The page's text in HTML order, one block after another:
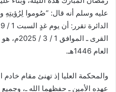
عليه وسلم أنه قال: “صُوموا لِرُؤيتِهِ
القرى ـ
العام 1446هـ.
والمحكمة العليا إذ تهنئ مقام
عهده الأمين ـ حفظهما الله ـ،